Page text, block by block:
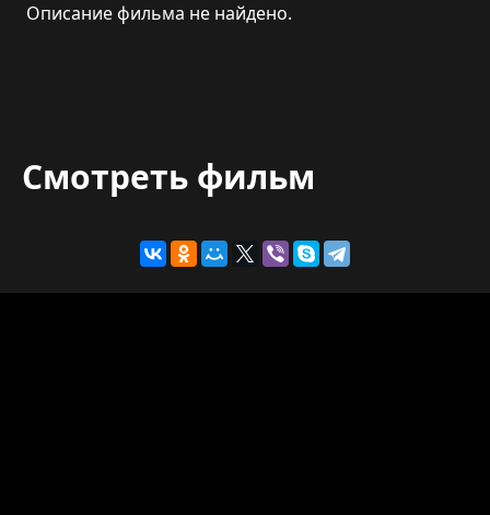
Описание фильма не найдено.
Смотреть фильм